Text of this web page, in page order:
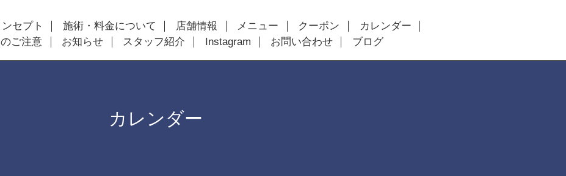
セプト 施術・料金について 店舗情報 メニュー クーポン
カレンダー
ご注意
お知らせ スタッフ紹介 Instagram お問い合わせ ブログ
カレンダー